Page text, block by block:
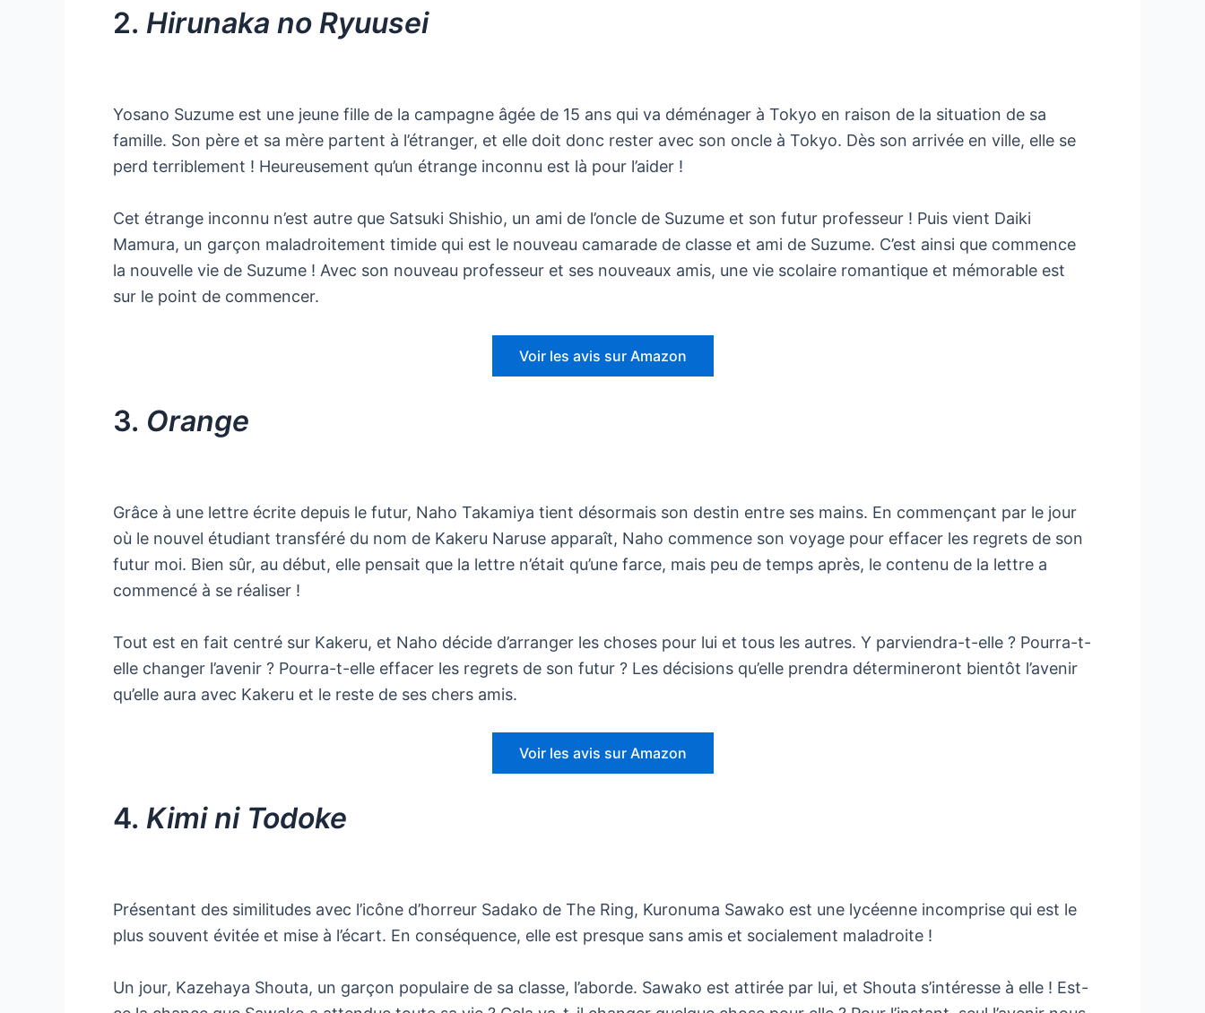
2. Hirunaka no Ryuusei
Yosano Suzume est une jeune fille de la campagne âgée de 15 ans qui va déménager à Tokyo en raison de la situation de sa
famille. Son père et sa mère partent à l’étranger, et elle doit donc rester avec son oncle à Tokyo. Dès son arrivée en ville, elle se
perd terriblement ! Heureusement qu’un étrange inconnu est là pour l’aider !
Cet étrange inconnu n’est autre que Satsuki Shishio, un ami de l’oncle de Suzume et son futur professeur ! Puis vient Daiki
Mamura, un garçon maladroitement timide qui est le nouveau camarade de classe et ami de Suzume. C’est ainsi que commence
la nouvelle vie de Suzume ! Avec son nouveau professeur et ses nouveaux amis, une vie scolaire romantique et mémorable est
sur le point de commencer.
Voir les avis sur Amazon
3. Orange
Grâce à une lettre écrite depuis le futur, Naho Takamiya tient désormais son destin entre ses mains. En commençant par le jour
où le nouvel étudiant transféré du nom de Kakeru Naruse apparaît, Naho commence son voyage pour effacer les regrets de son
futur moi. Bien sûr, au début, elle pensait que la lettre n’était qu’une farce, mais peu de temps après, le contenu de la lettre a
commencé à se réaliser !
Tout est en fait centré sur Kakeru, et Naho décide d’arranger les choses pour lui et tous les autres. Y parviendra-t-elle ? Pourra-t-
elle changer l’avenir ? Pourra-t-elle effacer les regrets de son futur ? Les décisions qu’elle prendra détermineront bientôt l’avenir
qu’elle aura avec Kakeru et le reste de ses chers amis.
Voir les avis sur Amazon
4. Kimi ni Todoke
Présentant des similitudes avec l’icône d’horreur Sadako de The Ring, Kuronuma Sawako est une lycéenne incomprise qui est le
plus souvent évitée et mise à l’écart. En conséquence, elle est presque sans amis et socialement maladroite !
Un jour, Kazehaya Shouta, un garçon populaire de sa classe, l’aborde. Sawako est attirée par lui, et Shouta s’intéresse à elle ! Est-